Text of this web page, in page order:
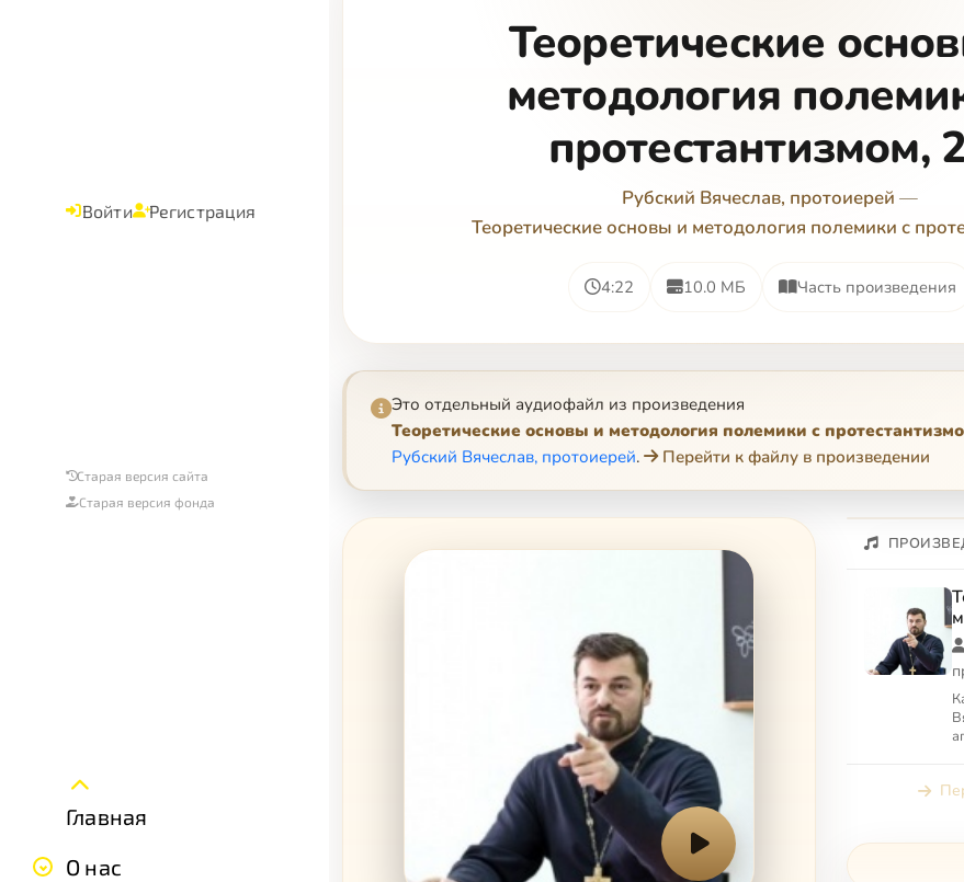
Войти Регистрация
Старая версия сайта
Старая версия фонда
Главная
О нас
Теоретические
методология
протестантизмом,
Рубский Вячеслав, протоиерей —
Теоретические основы и методология полемики с
4:22 10.0 МБ Часть произведения
Это отдельный аудиофайл из произведения
Теоретические основы и методология полемики с
Рубский Вячеслав, протоиерей. Перейти к файлу в произведении